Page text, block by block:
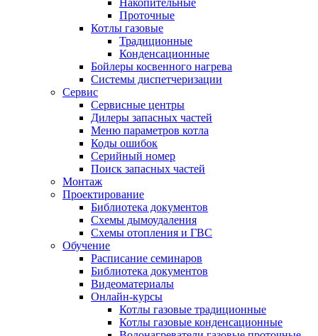
Накопительные
Проточные
Котлы газовые
Традиционные
Конденсационные
Бойлеры косвенного нагрева
Системы диспетчеризации
Сервис
Сервисные центры
Дилеры запасных частей
Меню параметров котла
Коды ошибок
Серийный номер
Поиск запасных частей
Монтаж
Проектирование
Библиотека документов
Схемы дымоудаления
Схемы отопления и ГВС
Обучение
Расписание семинаров
Библиотека документов
Видеоматериалы
Онлайн-курсы
Котлы газовые традиционные
Котлы газовые конденсационные